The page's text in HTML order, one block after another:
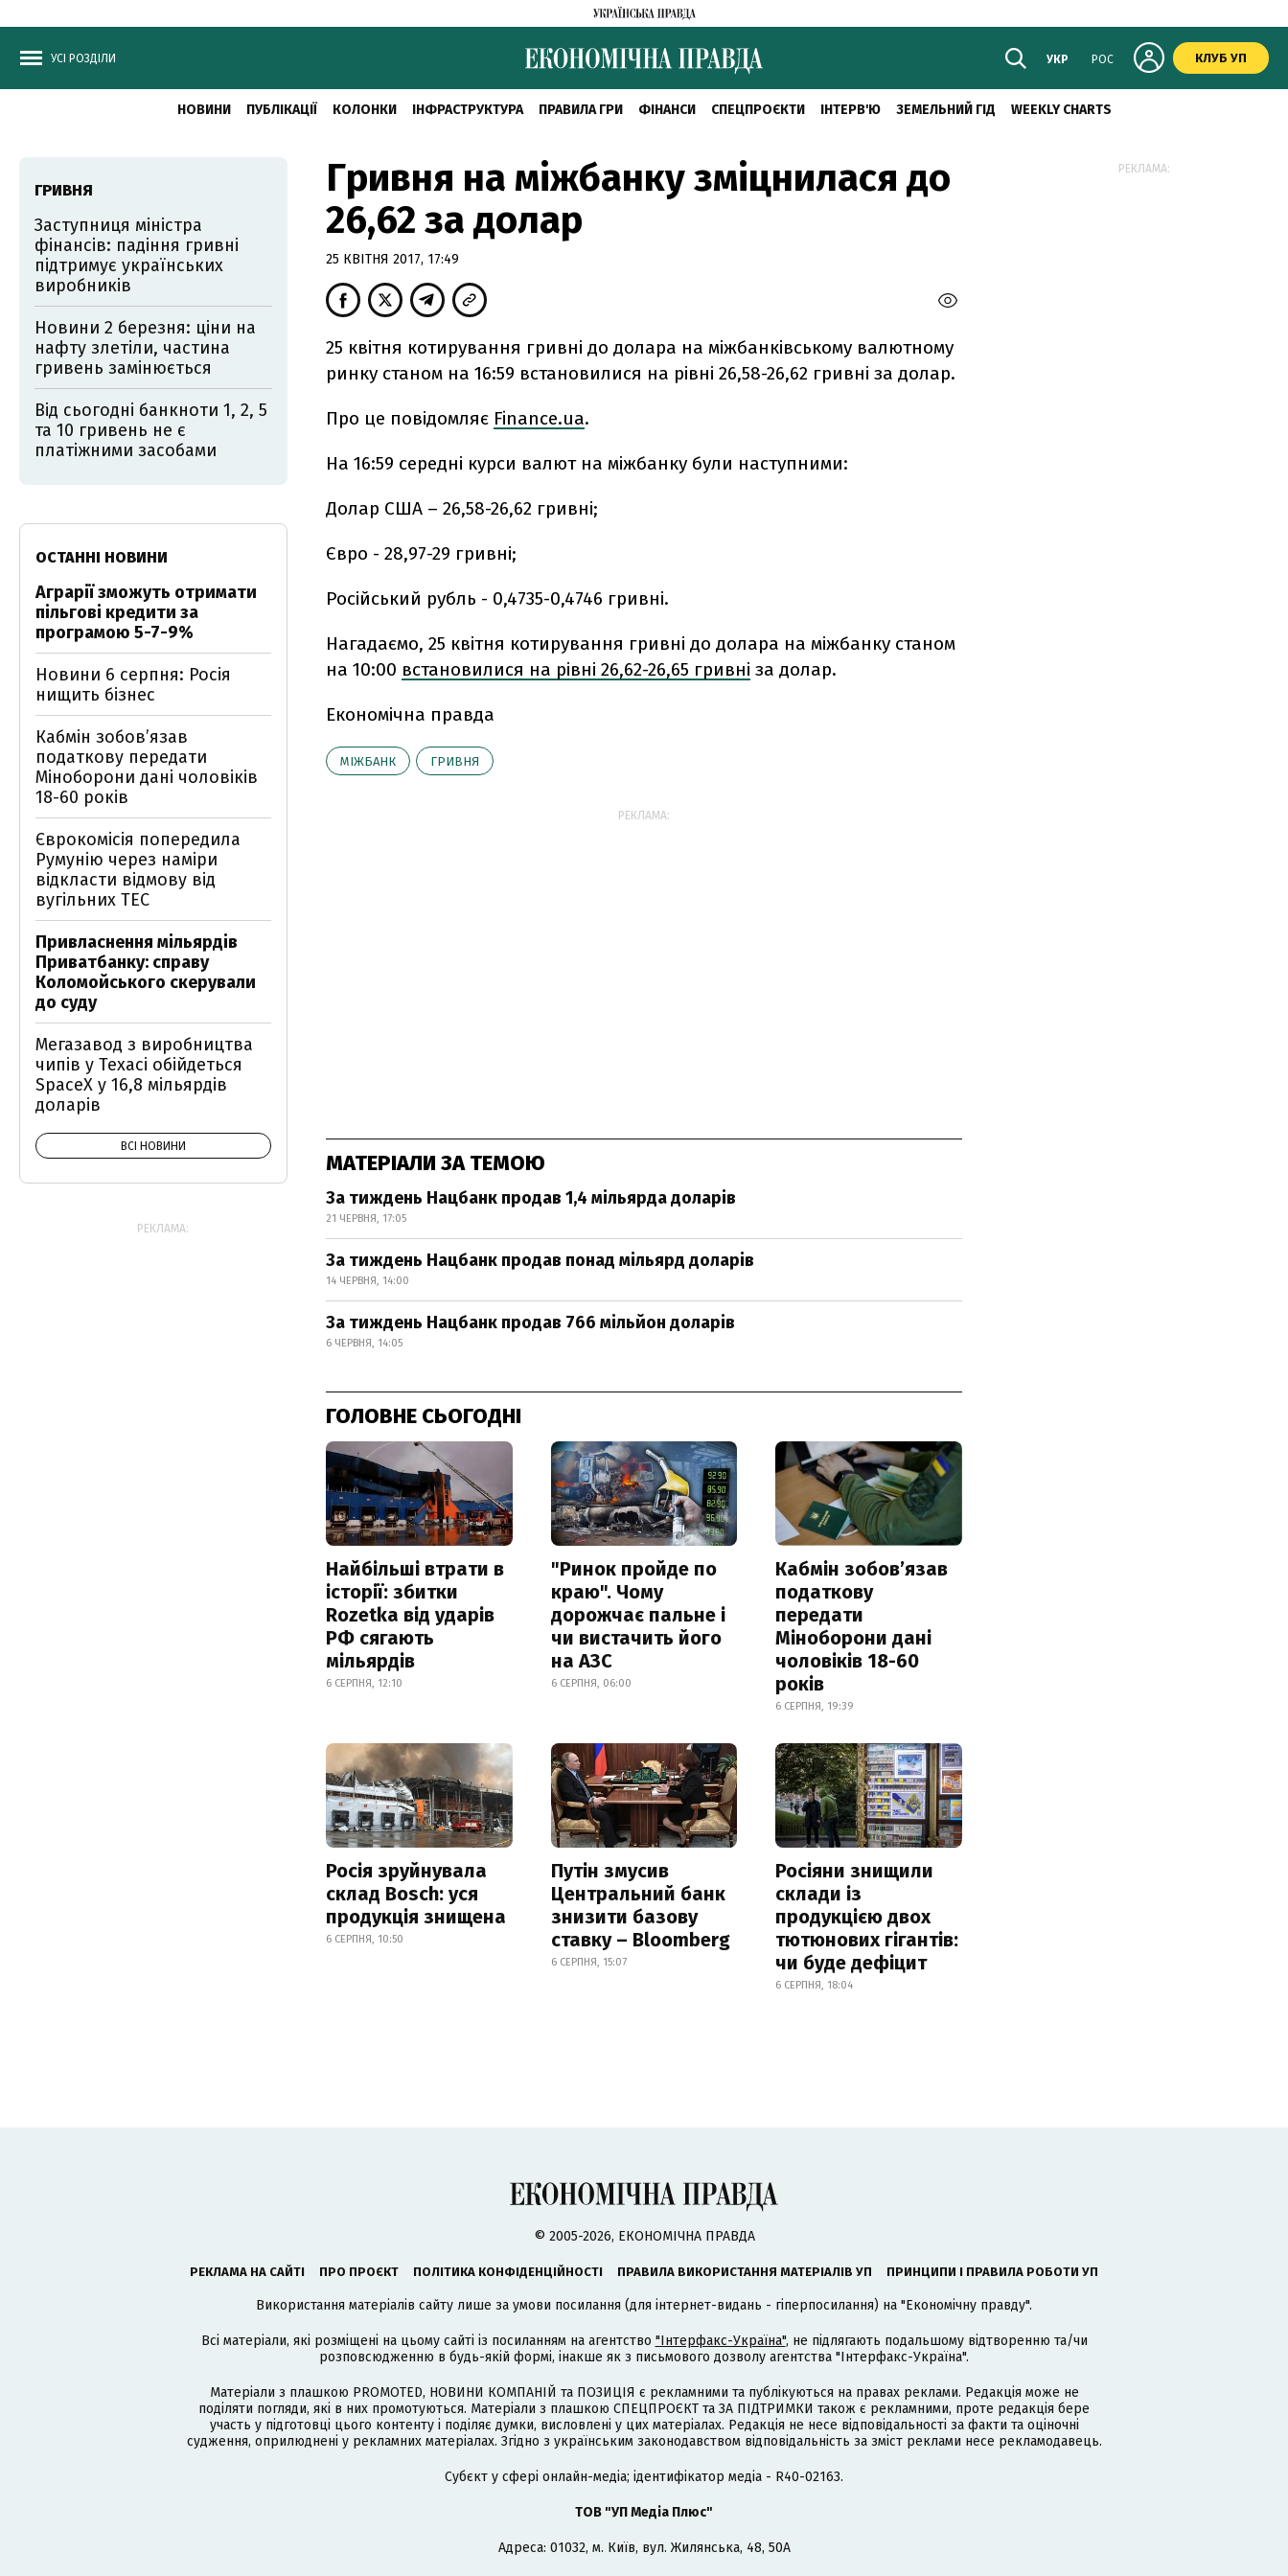
УСІ РОЗДІЛИ УКР РОС КЛУБ УП
НОВИНИ ПУБЛІКАЦІЇ КОЛОНКИ ІНФРАСТРУКТУРА ПРАВИЛА ГРИ ФІНАНСИ СПЕЦПРОЄКТИ ІНТЕРВ'Ю ЗЕМЕЛЬНИЙ ГІД WEEKLY CHARTS
Гривня на міжбанку зміцнилася до
26,62 за долар
25 КВІТНЯ 2017, 17:49
25 квітня котирування гривні до долара на міжбанківському валютному
ринку станом на 16:59 встановилися на рівні 26,58-26,62 гривні за долар.
Про це повідомляє Finance.ua.
На 16:59 середні курси валют на міжбанку були наступними:
Долар США – 26,58-26,62 гривні;
Євро - 28,97-29 гривні;
Російський рубль - 0,4735-0,4746 гривні.
Нагадаємо, 25 квітня котирування гривні до долара на міжбанку станом
на 10:00 встановилися на рівні 26,62-26,65 гривні за долар.
Економічна правда
МІЖБАНК ГРИВНЯ
РЕКЛАМА:
МАТЕРІАЛИ ЗА ТЕМОЮ
За тиждень Нацбанк продав 1,4 мільярда доларів
21 ЧЕРВНЯ, 17:05
За тиждень Нацбанк продав понад мільярд доларів
14 ЧЕРВНЯ, 14:00
За тиждень Нацбанк продав 766 мільйон доларів
6 ЧЕРВНЯ, 14:05
ГОЛОВНЕ СЬОГОДНІ
Найбільші втрати в
історії: збитки
Rozetka від ударів
РФ сягають
мільярдів
6 СЕРПНЯ, 12:10
"Ринок пройде по
краю". Чому
дорожчає пальне і
чи вистачить його
на АЗС
6 СЕРПНЯ, 06:00
Кабмін зобовʼязав
податкову
передати
Міноборони дані
чоловіків 18-60
років
6 СЕРПНЯ, 19:39
Росія зруйнувала
склад Bosch: уся
продукція знищена
6 СЕРПНЯ, 10:50
Путін змусив
Центральний банк
знизити базову
ставку – Bloomberg
6 СЕРПНЯ, 15:07
Росіяни знищили
склади із
продукцією двох
тютюнових гігантів:
чи буде дефіцит
6 СЕРПНЯ, 18:04
ГРИВНЯ
Заступниця міністра
фінансів: падіння гривні
підтримує українських
виробників
Новини 2 березня: ціни на
нафту злетіли, частина
гривень замінюється
Від сьогодні банкноти 1, 2, 5
та 10 гривень не є
платіжними засобами
ОСТАННІ НОВИНИ
Аграрії зможуть отримати
пільгові кредити за
програмою 5-7-9%
Новини 6 серпня: Росія
нищить бізнес
Кабмін зобовʼязав
податкову передати
Міноборони дані чоловіків
18-60 років
Єврокомісія попередила
Румунію через наміри
відкласти відмову від
вугільних ТЕС
Привласнення мільярдів
Приватбанку: справу
Коломойського скерували
до суду
Мегазавод з виробництва
чипів у Техасі обійдеться
SpaceX у 16,8 мільярдів
доларів
ВСІ НОВИНИ
РЕКЛАМА:
РЕКЛАМА:
© 2005-2026, ЕКОНОМІЧНА ПРАВДА
РЕКЛАМА НА САЙТІ ПРО ПРОЄКТ ПОЛІТИКА КОНФІДЕНЦІЙНОСТІ ПРАВИЛА ВИКОРИСТАННЯ МАТЕРІАЛІВ УП ПРИНЦИПИ І ПРАВИЛА РОБОТИ УП
Використання матеріалів сайту лише за умови посилання (для інтернет-видань - гіперпосилання) на "Економічну правду".
Всі матеріали, які розміщені на цьому сайті із посиланням на агентство "Інтерфакс-Україна", не підлягають подальшому відтворенню та/чи
розповсюдженню в будь-якій формі, інакше як з письмового дозволу агентства "Інтерфакс-Україна".
Матеріали з плашкою PROMOTED, НОВИНИ КОМПАНІЙ та ПОЗИЦІЯ є рекламними та публікуються на правах реклами. Редакція може не
поділяти погляди, які в них промотуються. Матеріали з плашкою СПЕЦПРОЄКТ та ЗА ПІДТРИМКИ також є рекламними, проте редакція бере
участь у підготовці цього контенту і поділяє думки, висловлені у цих матеріалах. Редакція не несе відповідальності за факти та оціночні
судження, оприлюднені у рекламних матеріалах. Згідно з українським законодавством відповідальність за зміст реклами несе рекламодавець.
Cубєкт у сфері онлайн-медіа; ідентифікатор медіа - R40-02163.
ТОВ "УП Медіа Плюс"
Адреса: 01032, м. Київ, вул. Жилянська, 48, 50А